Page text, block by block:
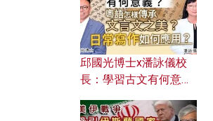
何盤算？
邱國光博士x潘詠儀校
長：學習古文有何意
文之美？ 日常寫作如何